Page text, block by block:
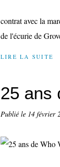
contrat avec la
de l'écurie de
LIRE LA SUITE
25 ans
Publié le 14 février